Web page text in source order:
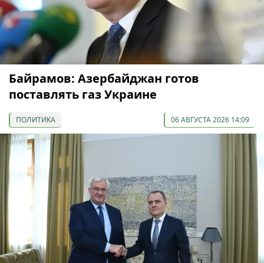
Байрамов: Азербайджан готов
поставлять газ Украине
ПОЛИТИКА 06 АВГУСТА 2026 14:09